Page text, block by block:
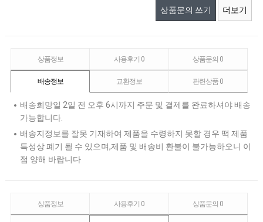
상품문의 쓰기 더보기
상품정보 사용후기 0 상품문의 0
배송정보 교환정보 관련상품 0
배송희망일 2일 전 오후 6시까지 주문 및 결제를 완료하셔야 배송
가능합니다.
배송지정보를 잘못 기재하여 제품을 수령하지 못할 경우 떡 제품
특성상 폐기 될 수 있으며,제품 및 배송비 환불이 불가능하오니 이
점 양해 바랍니다
상품정보 사용후기 0 상품문의 0